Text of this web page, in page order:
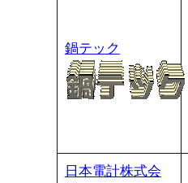
鍋テック
日本電計株式会